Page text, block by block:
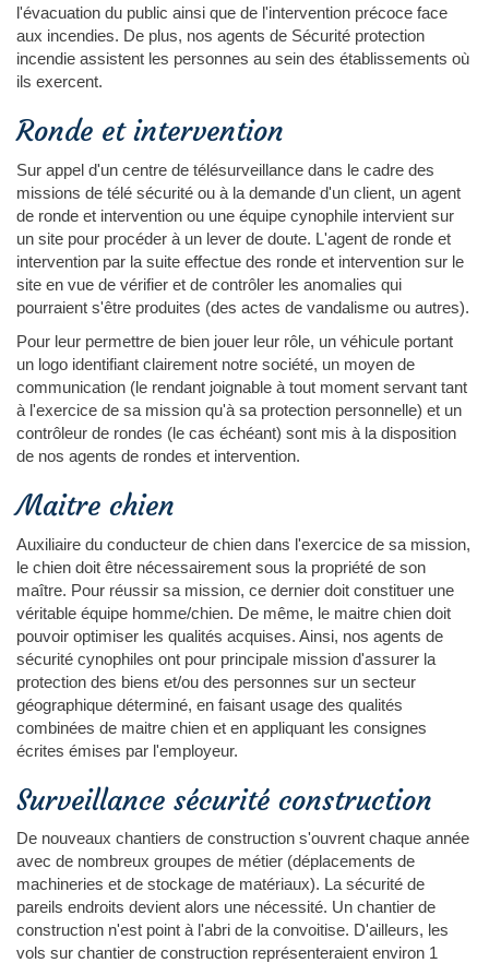
l'évacuation du public ainsi que de l'intervention précoce face
aux incendies. De plus, nos agents de Sécurité protection
incendie assistent les personnes au sein des établissements où
ils exercent.
Ronde et intervention
Sur appel d'un centre de télésurveillance dans le cadre des
missions de télé sécurité ou à la demande d'un client, un agent
de ronde et intervention ou une équipe cynophile intervient sur
un site pour procéder à un lever de doute. L'agent de ronde et
intervention par la suite effectue des ronde et intervention sur le
site en vue de vérifier et de contrôler les anomalies qui
pourraient s'être produites (des actes de vandalisme ou autres).
Pour leur permettre de bien jouer leur rôle, un véhicule portant
un logo identifiant clairement notre société, un moyen de
communication (le rendant joignable à tout moment servant tant
à l'exercice de sa mission qu'à sa protection personnelle) et un
contrôleur de rondes (le cas échéant) sont mis à la disposition
de nos agents de rondes et intervention.
Maitre chien
Auxiliaire du conducteur de chien dans l'exercice de sa mission,
le chien doit être nécessairement sous la propriété de son
maître. Pour réussir sa mission, ce dernier doit constituer une
véritable équipe homme/chien. De même, le maitre chien doit
pouvoir optimiser les qualités acquises. Ainsi, nos agents de
sécurité cynophiles ont pour principale mission d'assurer la
protection des biens et/ou des personnes sur un secteur
géographique déterminé, en faisant usage des qualités
combinées de maitre chien et en appliquant les consignes
écrites émises par l'employeur.
Surveillance sécurité construction
De nouveaux chantiers de construction s'ouvrent chaque année
avec de nombreux groupes de métier (déplacements de
machineries et de stockage de matériaux). La sécurité de
pareils endroits devient alors une nécessité. Un chantier de
construction n'est point à l'abri de la convoitise. D'ailleurs, les
vols sur chantier de construction représenteraient environ 1